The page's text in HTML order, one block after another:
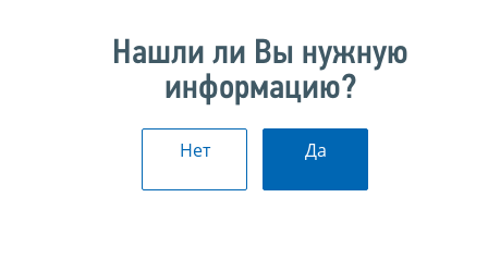
Нашли ли Вы нужную
информацию?
Нет Да